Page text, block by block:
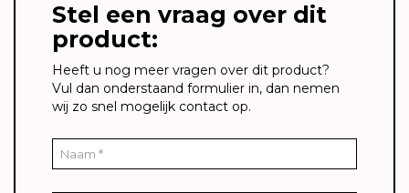
Stel een vraag over dit
product:
Heeft u nog meer vragen over dit product?
Vul dan onderstaand formulier in, dan nemen
wij zo snel mogelijk contact op.